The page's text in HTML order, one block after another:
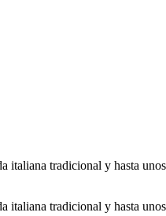
italiana tradicional y hasta
italiana tradicional y hasta